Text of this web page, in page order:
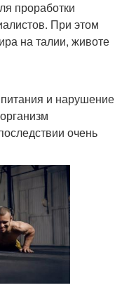
проработки
При этом
на талии, животе
и нарушение
очень